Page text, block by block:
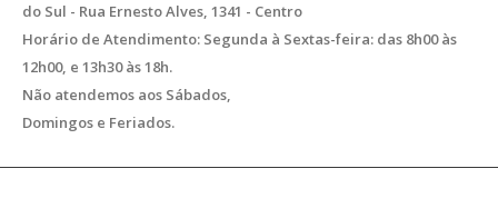
Compras somente pelo WattsApp 54 99262 4843Tamanho
Padrão: 48x9 cmADESIVO VINIL RECORTADO ELET..
do Sul - Rua Ernesto Alves, 1341 - Centro
Horário de Atendimento: Segunda à Sextas-feira: das 8h00 às
12h00, e 13h30 às 18h.
Não atendemos aos Sábados,
Domingos e Feriados.